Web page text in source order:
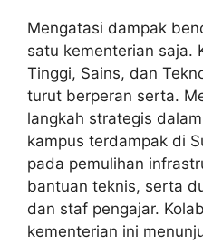
Mengatasi dampak
satu kementerian saja.
Tinggi, Sains, dan
turut berperan serta.
langkah strategis
kampus terdampak di
pada pemulihan
bantuan teknis, serta
dan staf pengajar.
kementerian ini